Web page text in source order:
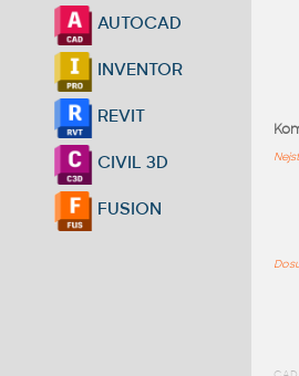
AUTOCAD
INVENTOR
REVIT
CIVIL 3D
FUSION